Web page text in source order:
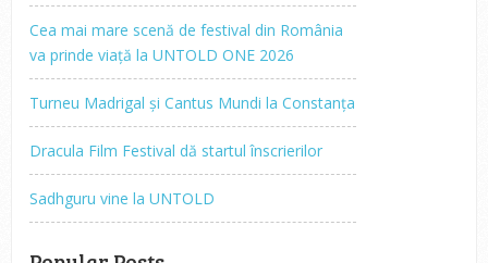
Cea mai mare scenă de festival din România
va prinde viață la UNTOLD ONE 2026
Turneu Madrigal și Cantus Mundi la Constanța
Dracula Film Festival dă startul înscrierilor
Sadhguru vine la UNTOLD